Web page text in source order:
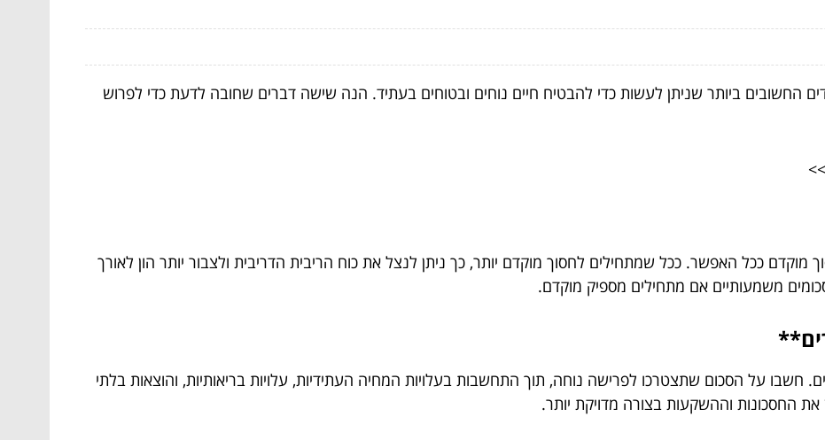
החשובים ביותר שניתן לעשות כדי להבטיח חיים נוחים ובטוחים בעתיד. הנה שישה דברים שחובה לדעת כדי לפרוש
מוקדם ככל האפשר. ככל שמתחילים לחסוך מוקדם יותר, כך ניתן לנצל את כוח הריבית הדריבית ולצבור יותר הון לאורך
משמעותיים אם מתחילים מספיק מוקדם.
חשבו על הסכום שתצטרכו לפרישה נוחה, תוך התחשבות בעלויות המחיה העתידיות, עלויות בריאותיות, והוצאות בלתי
את החסכונות וההשקעות בצורה מדויקת יותר.